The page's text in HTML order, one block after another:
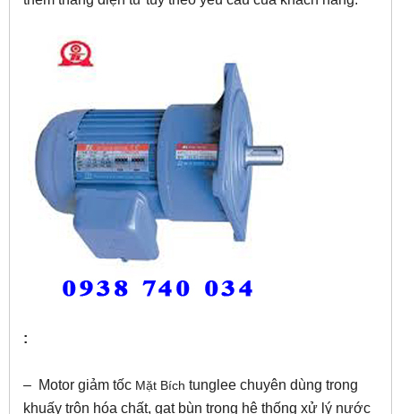
:
– Motor giảm tốc Mặt Bích tunglee chuyên dùng trong
khuấy trộn hóa chất, gạt bùn trong hệ thống xử lý nước